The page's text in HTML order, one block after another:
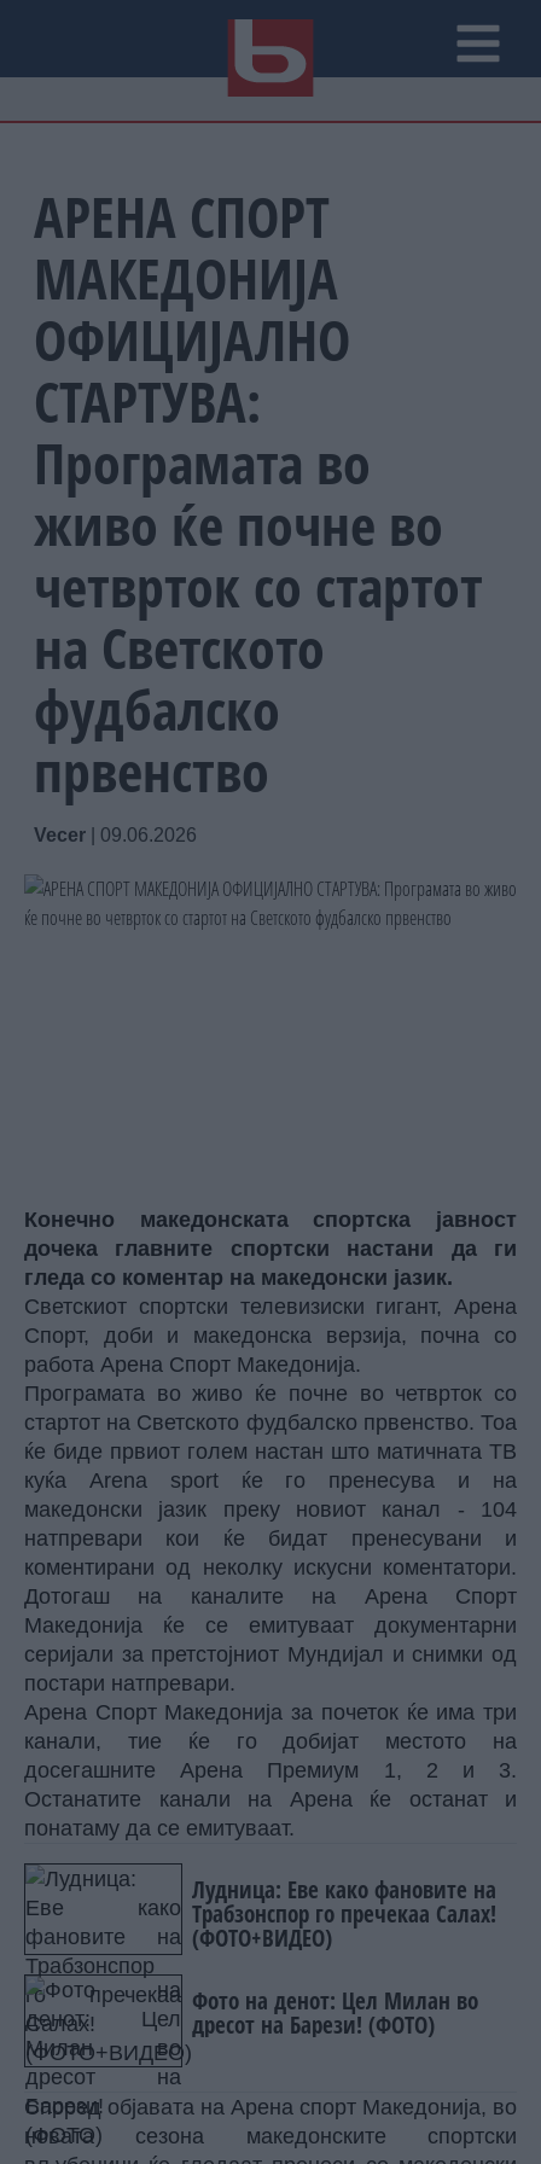
АРЕНА СПОРТ
МАКЕДОНИЈА
ОФИЦИЈАЛНО
СТАРТУВА:
Програмата во
живо ќе почне во
четврток со стартот
на Светското
фудбалско
првенство
Vecer 09.06.2026
Конечно македонската спортска јавност
дочека главните спортски настани да ги
гледа со коментар на македонски јазик.
Светскиот спортски телевизиски гигант, Арена
Спорт, доби и македонска верзија, почна со
работа Арена Спорт Македонија.
Програмата во живо ќе почне во четврток со
стартот на Светското фудбалско првенство. Тоа
ќе биде првиот голем настан што матичната ТВ
куќа Arena sport ќе го пренесува и на
македонски јазик преку новиот канал - 104
натпревари кои ќе бидат пренесувани и
коментирани од неколку искусни коментатори.
Дотогаш на каналите на Арена Спорт
Македонија ќе се емитуваат документарни
серијали за претстојниот Мундијал и снимки од
постари натпревари.
Арена Спорт Македонија за почеток ќе има три
канали, тие ќе го добијат местото на
досегашните Арена Премиум 1, 2 и 3.
Останатите канали на Арена ќе останат и
понатаму да се емитуваат.
Лудница: Еве како фановите на
Трабзонспор го пречекаа Салах!
(ФОТО+ВИДЕО)
Фото на денот: Цел Милан во
дресот на Барези! (ФОТО)
Според објавата на Арена спорт Македонија, во
новата сезона македонските спортски